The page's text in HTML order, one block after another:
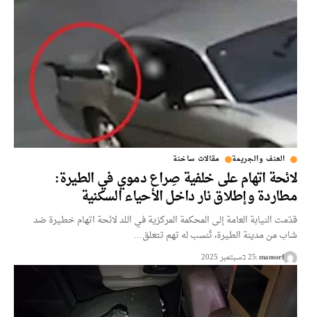
العنف والجريمة مقالات ساخنة
لائحة اتهام على خلفية صِراع دموي في الطيرة:
مطاردة وإطلاق نار داخل الأحياء السكنية
قدّمت النيابة العامة إلى المحكمة المركزية في اللد لائحة اتهام خطيرة ضد
شاب من مدينة الطيرة، تُنسب له تهم تتعلق…
mansorf25 בسبتمبر 2025